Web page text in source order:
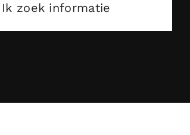
Ik zoek informatie